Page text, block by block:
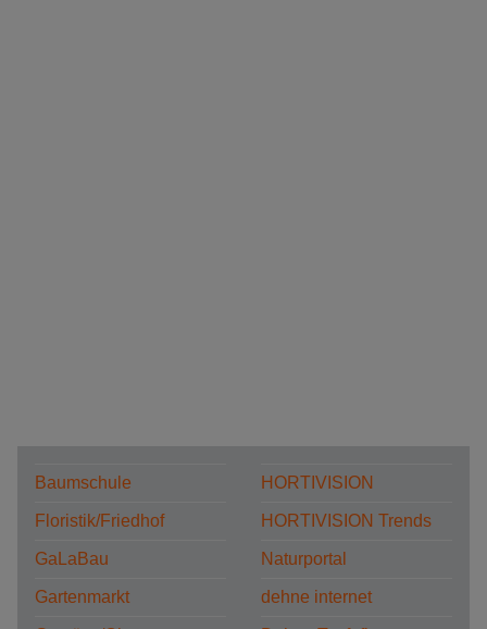
Baumschule
Floristik/Friedhof
GaLaBau
Gartenmarkt
HORTIVISION
HORTIVISION Trends
Naturportal
dehne internet